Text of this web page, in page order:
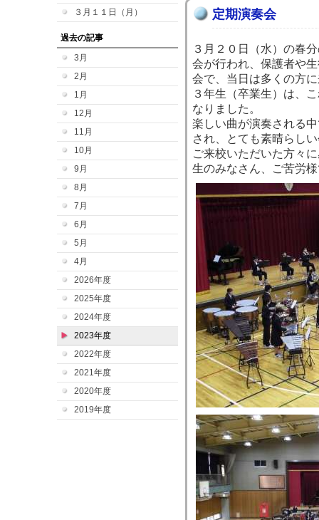
３月１１日（月）
過去の記事
3月
2月
1月
12月
11月
10月
9月
8月
7月
6月
5月
4月
2026年度
2025年度
2024年度
2023年度
2022年度
2021年度
2020年度
2019年度
定期演奏会
３月２０日（水）の春
会が行われ、保護者や
会で、当日は多くの方
３年生（卒業生）は、
なりました。
楽しい曲が演奏される
され、とても素晴らし
ご来校いただいた方々
生のみなさん、ご苦労